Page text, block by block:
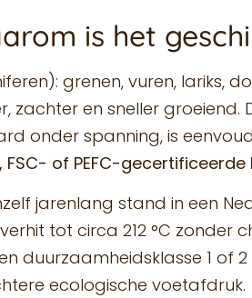
is het
grenen, vuren, lariks,
en sneller groeiend.
onder spanning, is
of PEFC-gecertificeerde
jarenlang stand in een
tot circa 212 °C zonder
duurzaamheidsklasse 1
ecologische voetafdruk.